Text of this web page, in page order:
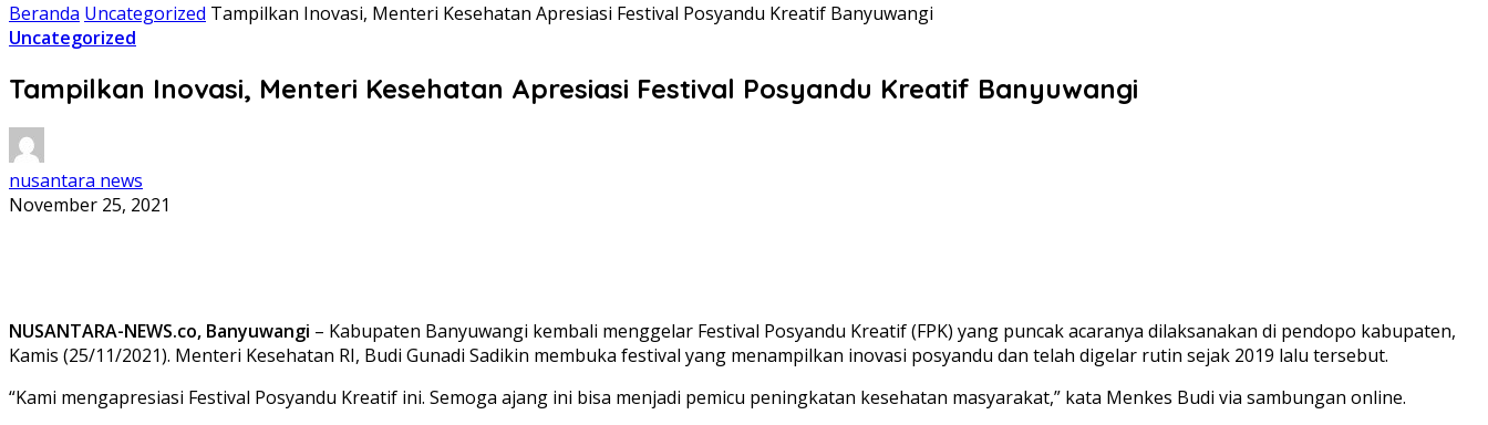
Beranda Uncategorized Tampilkan Inovasi, Menteri Kesehatan Apresiasi Festival Posyandu Kreatif Banyuwangi
Uncategorized
Tampilkan Inovasi, Menteri Kesehatan Apresiasi Festival Posyandu Kreatif Banyuwangi
nusantara news
November 25, 2021
NUSANTARA-NEWS.co, Banyuwangi – Kabupaten Banyuwangi kembali menggelar Festival Posyandu Kreatif (FPK) yang puncak acaranya dilaksanakan di pendopo kabupaten,
Kamis (25/11/2021). Menteri Kesehatan RI, Budi Gunadi Sadikin membuka festival yang menampilkan inovasi posyandu dan telah digelar rutin sejak 2019 lalu tersebut.
“Kami mengapresiasi Festival Posyandu Kreatif ini. Semoga ajang ini bisa menjadi pemicu peningkatan kesehatan masyarakat,” kata Menkes Budi via sambungan online.